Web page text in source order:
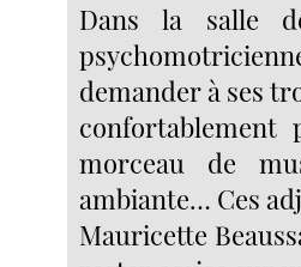
Dans la salle
demander à ses
morceau de
ambiante… Ces
Mauricette